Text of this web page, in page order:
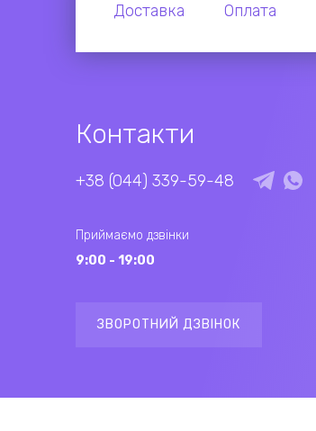
Доставка Оплата
Контакти
+38 (044) 339-59-48
Приймаємо дзвінки
9:00 - 19:00
ЗВОРОТНИЙ ДЗВІНОК